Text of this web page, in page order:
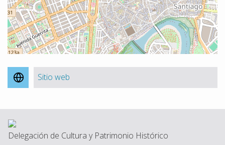
Sitio web
Delegación de Cultura y Patrimonio Histórico